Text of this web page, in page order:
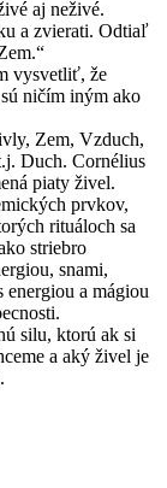
aj neživé.
a zvierati. Odtiaľ
vysvetliť, že
ničím iným ako
Zem, Vzduch,
Duch. Cornélius
piaty živel.
prvkov,
rituáloch sa
striebro
snami,
energiou a mágiou
silu, ktorú ak si
a aký živel je